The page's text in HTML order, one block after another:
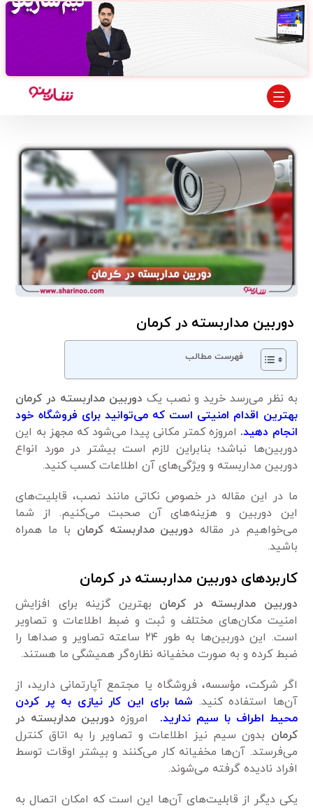
دوربین مداربسته در کرمان
فهرست مطالب
به نظر می‌رسد خرید و نصب یک دوربین مداربسته در کرمان
بهترین اقدام امنیتی است که می‌توانید برای فروشگاه خود
انجام دهید. امروزه کمتر مکانی پیدا می‌شود که مجهز به این
دوربین‌ها نباشد؛ بنابراین لازم است بیشتر در مورد انواع
دوربین مداربسته و ویژگی‌های آن اطلاعات کسب کنید.
ما در این مقاله در خصوص نکاتی مانند نصب، قابلیت‌های
این دوربین و هزینه‌های آن صحبت می‌کنیم. از شما
می‌خواهیم در مقاله دوربین مداربسته کرمان با ما همراه
باشید.
کاربردهای دوربین مداربسته در کرمان
دوربین مداربسته در کرمان بهترین گزینه برای افزایش
امنیت مکان‌های مختلف و ثبت و ضبط اطلاعات و تصاویر
است. این دوربین‌ها به طور ۲۴ ساعته تصاویر و صداها را
ضبط کرده و به صورت مخفیانه نظاره‌گر همیشگی ما هستند.
اگر شرکت، مؤسسه، فروشگاه یا مجتمع آپارتمانی دارید، از
آن‌ها استفاده کنید. شما برای این کار نیازی به پر کردن
محیط اطراف با سیم ندارید. امروزه دوربین مداربسته در
کرمان بدون سیم نیز اطلاعات و تصاویر را به اتاق کنترل
می‌فرستد. آن‌ها مخفیانه کار می‌کنند و بیشتر اوقات توسط
افراد نادیده گرفته می‌شوند.
یکی دیگر از قابلیت‌های آن‌ها این است که امکان اتصال به